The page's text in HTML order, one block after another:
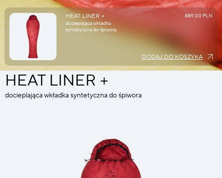
HEAT LINER +
docieplająca wkładka
syntetyczna do śpiwora
889.00 PLN
DODAJ DO KOSZYKA
HEAT LINER +
docieplająca wkładka syntetyczna do śpiwora